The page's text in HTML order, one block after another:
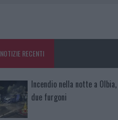
NOTIZIE RECENTI
Incendio nella notte a
due furgoni